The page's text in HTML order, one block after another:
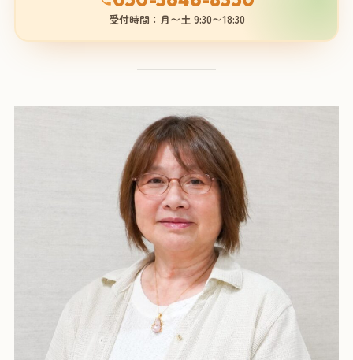
受付時間：月〜土 9:30〜18:30